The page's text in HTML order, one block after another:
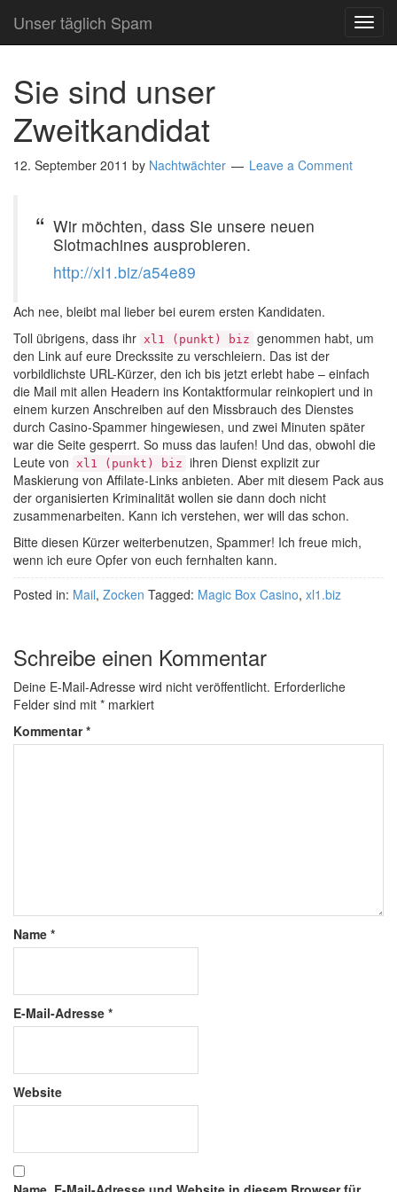
Unser täglich Spam
Sie sind unser
Zweitkandidat
12. September 2011 by Nachtwächter Leave a Comment
Wir möchten, dass Sie unsere neuen
Slotmachines ausprobieren.
http://xl1.biz/a54e89
Ach nee, bleibt mal lieber bei eurem ersten Kandidaten.
Toll übrigens, dass ihr xl1 (punkt) biz genommen habt, um
den Link auf eure Dreckssite zu verschleiern. Das ist der
vorbildlichste URL-Kürzer, den ich bis jetzt erlebt habe – einfach
die Mail mit allen Headern ins Kontaktformular reinkopiert und in
einem kurzen Anschreiben auf den Missbrauch des Dienstes
durch Casino-Spammer hingewiesen, und zwei Minuten später
war die Seite gesperrt. So muss das laufen! Und das, obwohl die
Leute von xl1 (punkt) biz ihren Dienst explizit zur
Maskierung von Affilate-Links anbieten. Aber mit diesem Pack aus
der organisierten Kriminalität wollen sie dann doch nicht
zusammenarbeiten. Kann ich verstehen, wer will das schon.
Bitte diesen Kürzer weiterbenutzen, Spammer! Ich freue mich,
wenn ich eure Opfer von euch fernhalten kann.
Posted in: Mail, Zocken Tagged: Magic Box Casino, xl1.biz
Schreibe einen Kommentar
Deine E-Mail-Adresse wird nicht veröffentlicht. Erforderliche
Felder sind mit * markiert
Kommentar*
Name *
E-Mail-Adresse *
Website